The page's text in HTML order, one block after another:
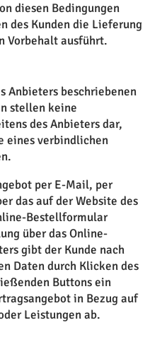
diesen Bedingungen
des Kunden die Lieferung
Vorbehalt ausführt.
Anbieters beschriebenen
stellen keine
des Anbieters dar,
eines verbindlichen
per E-Mail, per
das auf der Website des
Bestellformular
über das Online-
gibt der Kunde nach
Daten durch Klicken des
Buttons ein
in Bezug auf
Leistungen ab.